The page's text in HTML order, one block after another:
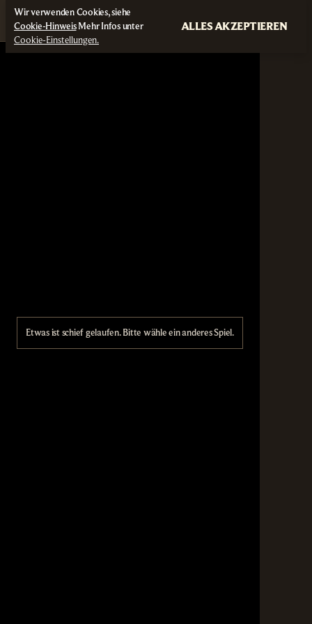
Etwas ist schief gelaufen. Bitte wähle ein anderes Spiel.
Wir verwenden Cookies, siehe
Cookie-HinweisMehr Infos unter
Cookie-Einstellungen.
ALLES AKZEPTIEREN